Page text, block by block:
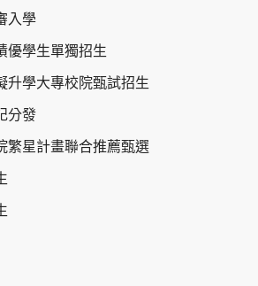
入學
優學生單獨招生
升學大專校院甄試招生
分發
繁星計畫聯合推薦甄選